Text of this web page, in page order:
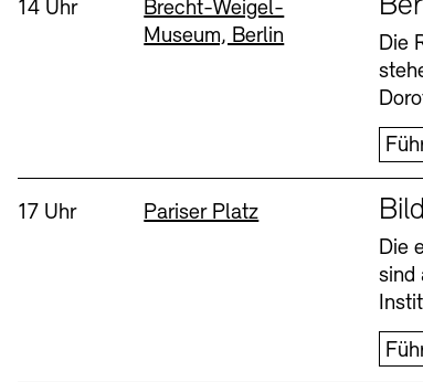
Buchläden
Uhrzeit:
14 Uhr Standort
Brecht-Weigel-
Museum, Berlin
Die
Uhrzeit:
17 Uhr Standort
Pariser Platz
Die
sind